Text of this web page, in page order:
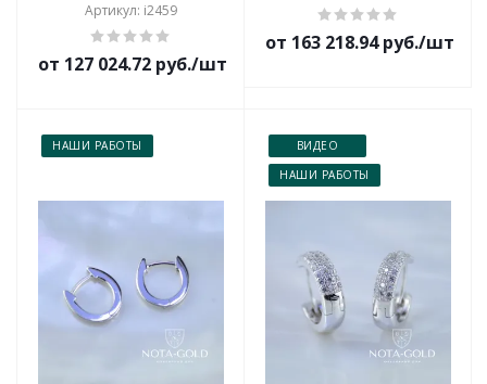
Артикул: i2459
от 127 024.72 руб./шт
от 163 218.94 руб./шт
НАШИ РАБОТЫ
ВИДЕО
НАШИ РАБОТЫ